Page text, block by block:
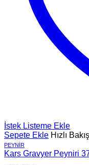
İstek Listeme Ekle
Sepete Ekle Hızlı Bakış
PEYNIR
Kars Gravyer Peyniri